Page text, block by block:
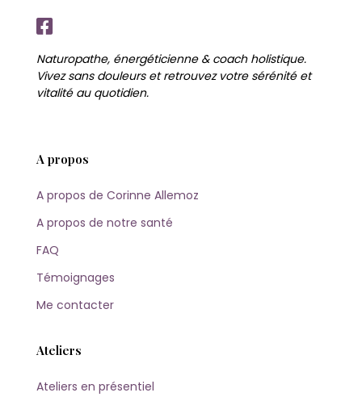
Naturopathe, énergéticienne & coach holistique.
Vivez sans douleurs et retrouvez votre sérénité et
vitalité au quotidien.
A propos
A propos de Corinne Allemoz
A propos de notre santé
FAQ
Témoignages
Me contacter
Ateliers
Ateliers en présentiel